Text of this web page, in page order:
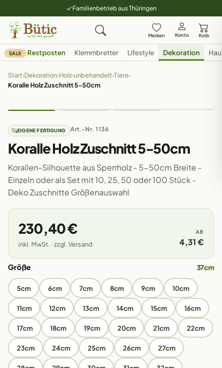
Familienbetrieb aus Thüringen
Merken Konto Korb
SALE Restposten Klemmbretter Lifestyle Dekoration
Start›Dekoration›Holz›unbehandelt›Tiere›
Koralle Holz Zuschnitt 5-50cm
EIGENE FERTIGUNG Art.-Nr. 1136
Koralle Holz Zuschnitt 5-50cm
Korallen-Silhouette aus Sperrholz - 5-50cm Breite -
Einzeln oder als Set mit 10, 25, 50 oder 100 Stück -
Deko Zuschnitte Größenauswahl
230,40 €
inkl. MwSt. · zzgl. Versand
AB
4,31 €
Größe 37cm
5cm 6cm 7cm 8cm 9cm 10cm
11cm 12cm 13cm 14cm 15cm 16cm
17cm 18cm 19cm 20cm 21cm 22cm
23cm 24cm 25cm 26cm 27cm